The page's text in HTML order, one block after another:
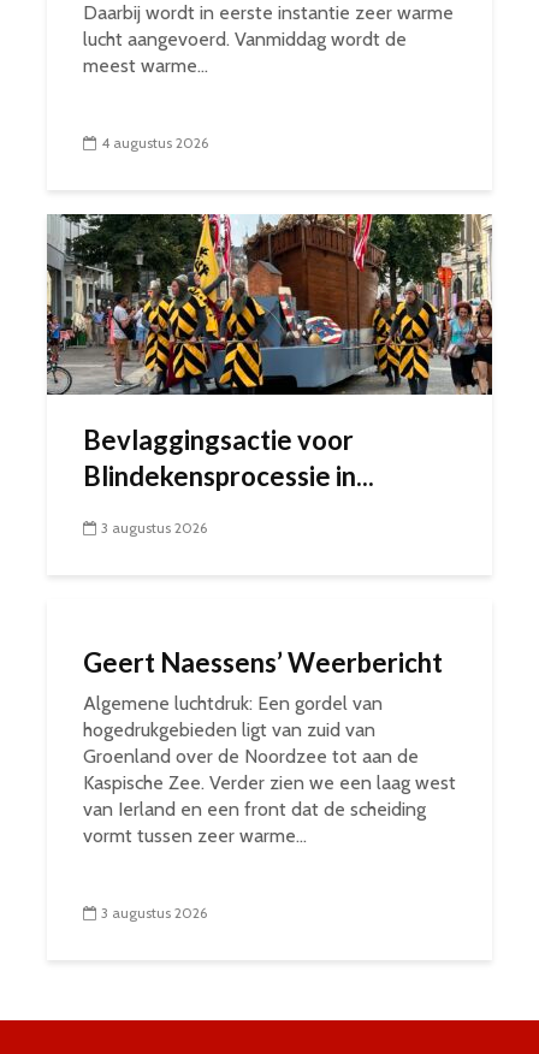
Daarbij wordt in eerste instantie zeer warme
lucht aangevoerd. Vanmiddag wordt de
meest warme...
4 augustus 2026
Bevlaggingsactie voor
Blindekensprocessie in...
3 augustus 2026
Geert Naessens’ Weerbericht
Algemene luchtdruk: Een gordel van
hogedrukgebieden ligt van zuid van
Groenland over de Noordzee tot aan de
Kaspische Zee. Verder zien we een laag west
van Ierland en een front dat de scheiding
vormt tussen zeer warme...
3 augustus 2026